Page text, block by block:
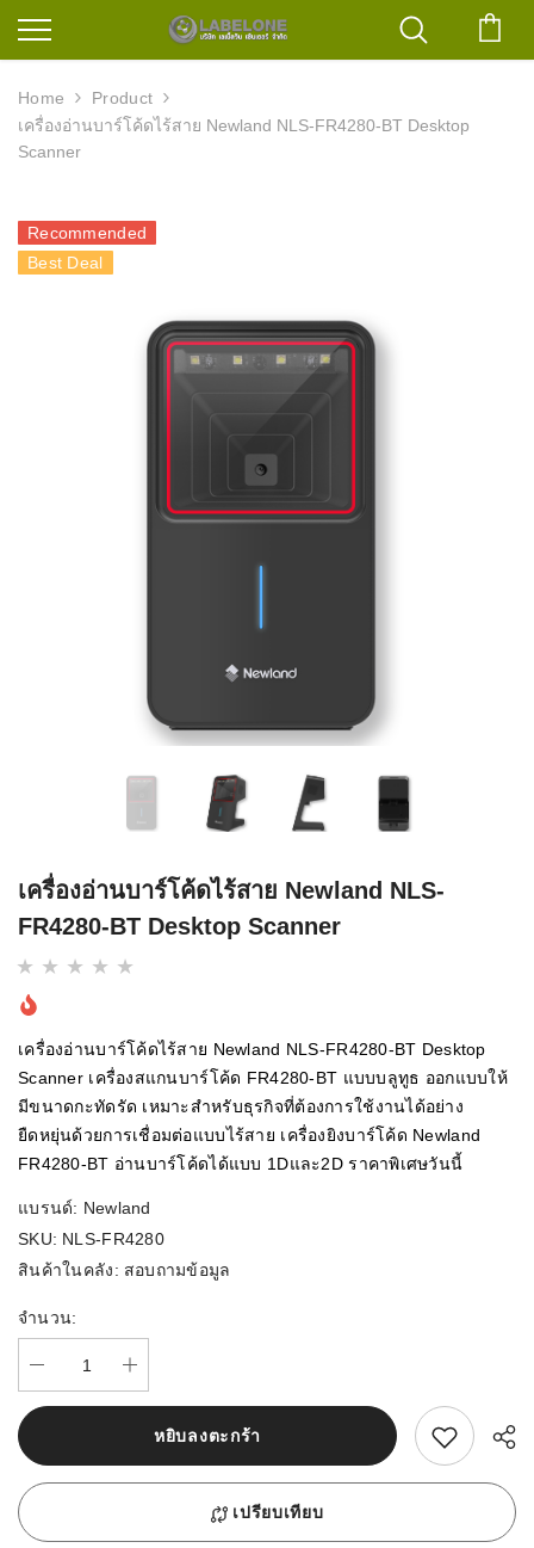
Home
Product
เครื่องอ่านบาร์โค้ดไร้สาย Newland NLS-FR4280-BT Desktop
Scanner
Recommended
Best Deal
เครื่องอ่านบาร์โค้ดไร้สาย Newland NLS-
FR4280-BT Desktop Scanner
เครื่องอ่านบาร์โค้ดไร้สาย Newland NLS-FR4280-BT Desktop
Scanner เครื่องสแกนบาร์โค้ด FR4280-BT แบบบลูทูธ ออกแบบให้
มีขนาดกะทัดรัด เหมาะสำหรับธุรกิจที่ต้องการใช้งานได้อย่าง
ยืดหยุ่นด้วยการเชื่อมต่อแบบไร้สาย เครื่องยิงบาร์โค้ด Newland
FR4280-BT อ่านบาร์โค้ดได้แบบ 1Dและ2D ราคาพิเศษวันนี้
แบรนด์: Newland
SKU: NLS-FR4280
สินค้าในคลัง: สอบถามข้อมูล
จำนวน:
หยิบลงตะกร้า สนใจสิ้นค้านี้
เปรียบเทียบ